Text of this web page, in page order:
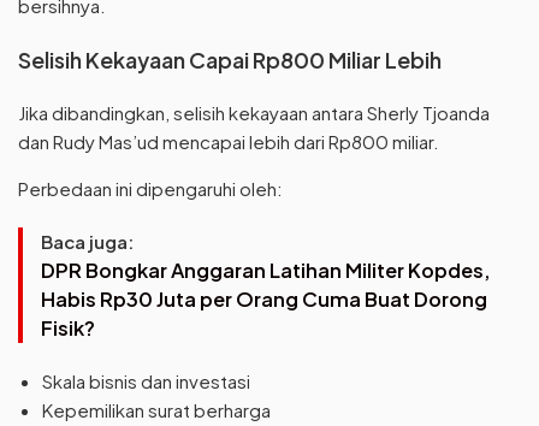
bersihnya.
Selisih Kekayaan Capai Rp800 Miliar Lebih
Jika dibandingkan, selisih kekayaan antara Sherly Tjoanda
dan Rudy Mas’ud mencapai lebih dari Rp800 miliar.
Perbedaan ini dipengaruhi oleh:
Baca juga:
DPR Bongkar Anggaran Latihan Militer Kopdes,
Habis Rp30 Juta per Orang Cuma Buat Dorong
Fisik?
Skala bisnis dan investasi
Kepemilikan surat berharga